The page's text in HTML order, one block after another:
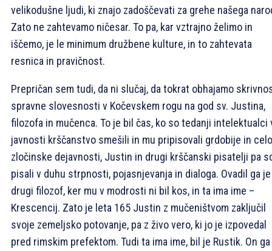
velikodušne ljudi, ki znajo zadoščevati za grehe našega
Zato ne zahtevamo ničesar. To pa, kar vztrajno želimo in
iščemo, je le minimum družbene kulture, in to zahtevata
resnica in pravičnost.
Prepričan sem tudi, da ni slučaj, da tokrat obhajamo
spravne slovesnosti v Kočevskem rogu na god sv. Justina,
filozofa in mučenca. To je bil čas, ko so tedanji intelektualci
javnosti krščanstvo smešili in mu pripisovali grdobije in celo
zločinske dejavnosti, Justin in drugi krščanski pisatelji pa
pisali v duhu strpnosti, pojasnjevanja in dialoga. Ovadil ga je
drugi filozof, ker mu v modrosti ni bil kos, in ta ima ime –
Krescencij. Zato je leta 165 Justin z mučeništvom zaključil
svoje zemeljsko potovanje, pa z živo vero, ki jo je izpovedal
pred rimskim prefektom. Tudi ta ima ime, bil je Rustik. On